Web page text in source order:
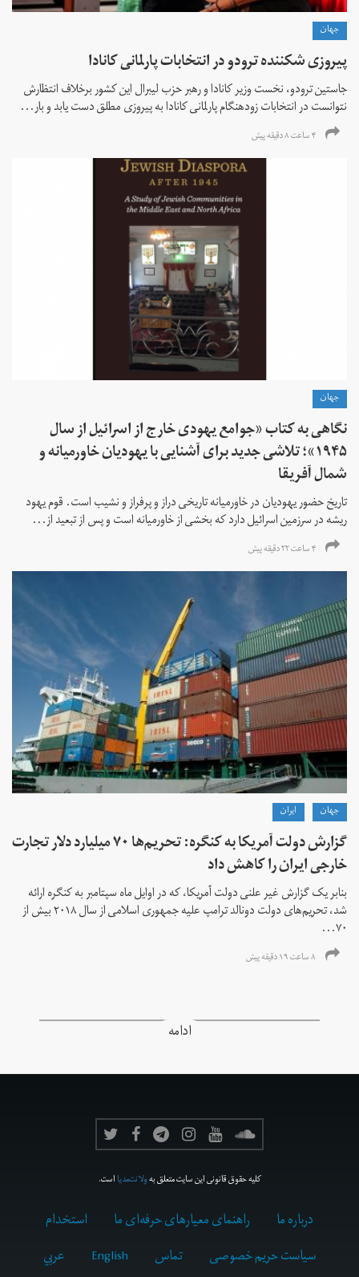
جهان
پیروزی شکننده ترودو در انتخابات پارلمانی کانادا
جاستین ترودو، نخست وزیر کانادا و رهبر حزب لیبرال این کشور برخلاف انتظارش
نتوانست در انتخابات زود‌هنگام پارلمانی کانادا به پیروزی مطلق دست یابد و بار...
۴ ساعت ۸ دقیقه پیش
جهان
نگاهی به کتاب «جوامع یهودی خارج از اسرائیل از سال
۱۹۴۵»؛ تلاشی جدید برای آشنایی با یهودیان خاورمیانه و
شمال آفریقا
تاریخ حضور یهودیان در خاورمیانه تاریخی دراز و پرفراز و نشیب است. قوم یهود
ریشه در سرزمین اسرائیل دارد که بخشی از خاورمیانه است و پس از تبعید از...
۴ ساعت ۲۲ دقیقه پیش
جهان ايران
گزارش دولت آمریکا به کنگره: تحریم‌ها ۷۰ میلیارد دلار تجارت
خارجی ایران را کاهش داد
بنابر یک گزارش غیر علنی دولت آمریکا، که در اوایل ماه سپتامبر به کنگره ارائه
شد، تحریم‌های دولت دونالد ترامپ علیه جمهوری اسلامی از سال ۲۰۱۸ بیش از
۷۰...
۸ ساعت ۱۹ دقیقه پیش
ادامه
کلیه حقوق قانونی این سایت متعلق بهولانت‌مدیااست.
درباره ما راهنمای معیارهای حرفه‌ای ما
استخدام
سیاست حریم خصوصی
تماس English عربي